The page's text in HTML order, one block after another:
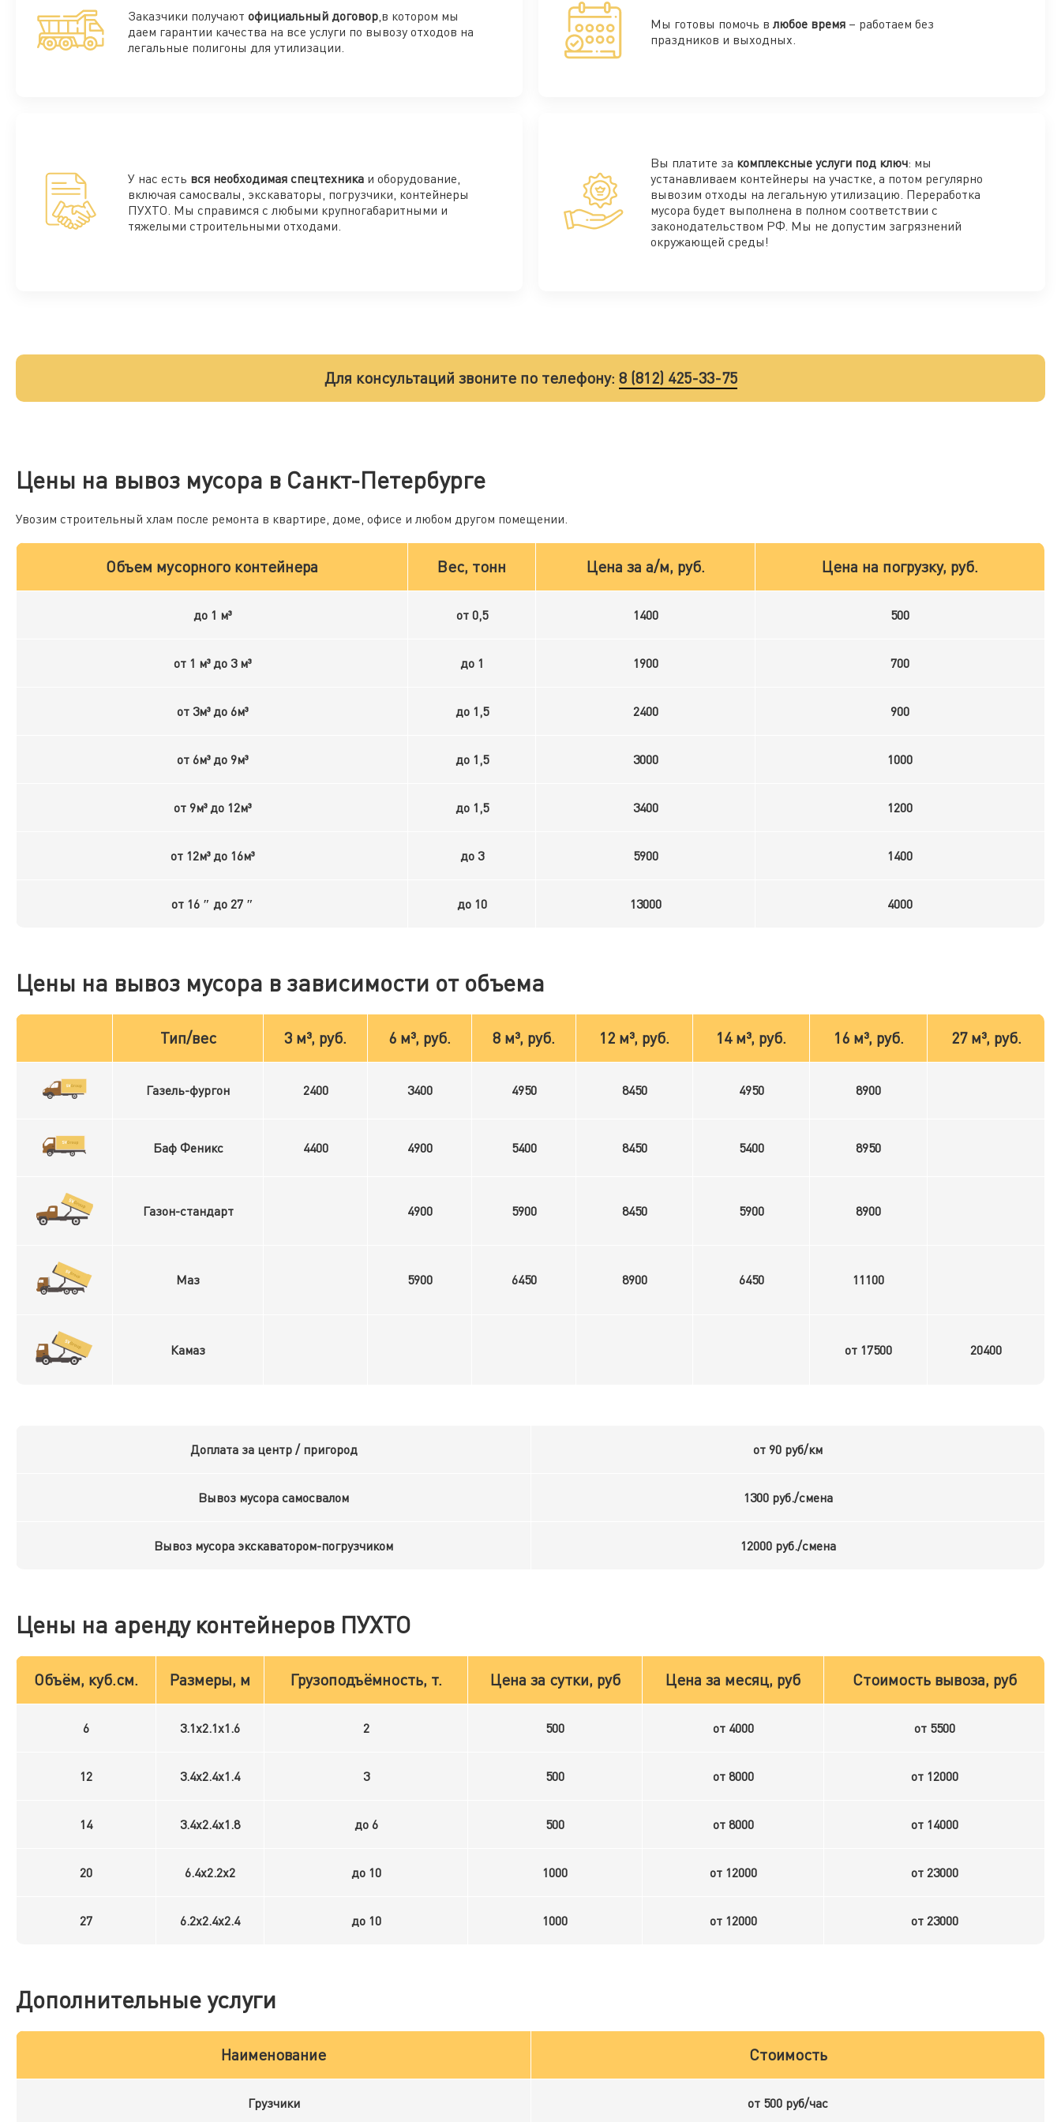
Заказчики получают официальный договор,в котором мы
даем гарантии качества на все услуги по вывозу отходов на
легальные полигоны для утилизации.
Мы готовы помочь в любое время – работаем без
праздников и выходных.
У нас есть вся необходимая спецтехника и оборудование,
включая самосвалы, экскаваторы, погрузчики, контейнеры
ПУХТО. Мы справимся с любыми крупногабаритными и
тяжелыми строительными отходами.
Вы платите за комплексные услуги под ключ: мы
устанавливаем контейнеры на участке, а потом регулярно
вывозим отходы на легальную утилизацию. Переработка
мусора будет выполнена в полном соответствии с
законодательством РФ. Мы не допустим загрязнений
окружающей среды!
Для консультаций звоните по телефону: 8 (812) 425-33-75
Цены на вывоз мусора в Санкт-Петербурге
Увозим строительный хлам после ремонта в квартире, доме, офисе и любом другом помещении.
Объем мусорного контейнера Вес, тонн Цена за а/м, руб. Цена на погрузку, руб.
до 1 м³ от 0,5 1400 500
от 1 м³ до 3 м³ до 1 1900 700
от 3м³ до 6м³ до 1,5 2400 900
от 6м³ до 9м³ до 1,5 3000 1000
от 9м³ до 12м³ до 1,5 3400 1200
от 12м³ до 16м³ до 3 5900 1400
от 16 ″ до 27 ″ до 10 13000 4000
Цены на вывоз мусора в зависимости от объема
Тип/вес 3 м³, руб. 6 м³, руб. 8 м³, руб. 12 м³, руб. 14 м³, руб. 16 м³, руб. 27 м³, руб.
Газель-фургон 2400 3400 4950 8450 4950 8900
Баф Феникс 4400 4900 5400 8450 5400 8950
Газон-стандарт 4900 5900 8450 5900 8900
Маз 5900 6450 8900 6450 11100
Камаз от 17500 20400
Доплата за центр / пригород от 90 руб/км
Вывоз мусора самосвалом 1300 руб./смена
Вывоз мусора экскаватором-погрузчиком 12000 руб./смена
Цены на аренду контейнеров ПУХТО
Объём, куб.см. Размеры, м Грузоподъёмность, т. Цена за сутки, руб Цена за месяц, руб Стоимость вывоза, руб
6 3.1x2.1x1.6 2 500 от 4000 от 5500
12 3.4x2.4x1.4 3 500 от 8000 от 12000
14 3.4x2.4x1.8 до 6 500 от 8000 от 14000
20 6.4x2.2x2 до 10 1000 от 12000 от 23000
27 6.2x2.4x2.4 до 10 1000 от 12000 от 23000
Дополнительные услуги
Наименование Стоимость
Грузчики от 500 руб/час